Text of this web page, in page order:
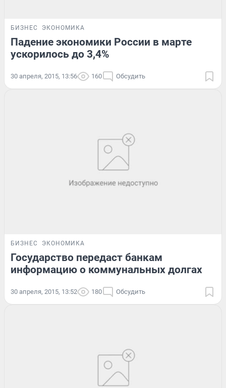
БИЗНЕС ЭКОНОМИКА
Падение экономики России в марте
ускорилось до 3,4%
30 апреля, 2015, 13:56 160 Обсудить
БИЗНЕС ЭКОНОМИКА
Государство передаст банкам
информацию о коммунальных долгах
30 апреля, 2015, 13:52 180 Обсудить